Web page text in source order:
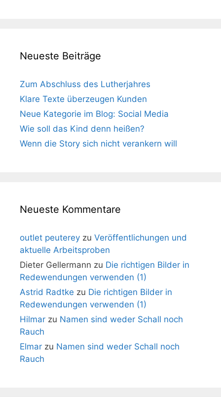
Neueste Beiträge
Zum Abschluss des Lutherjahres
Klare Texte überzeugen Kunden
Neue Kategorie im Blog: Social Media
Wie soll das Kind denn heißen?
Wenn die Story sich nicht verankern will
Neueste Kommentare
outlet peuterey zu Veröffentlichungen und
aktuelle Arbeitsproben
Dieter Gellermann zu Die richtigen Bilder in
Redewendungen verwenden (1)
Astrid Radtke zu Die richtigen Bilder in
Redewendungen verwenden (1)
Hilmar zu Namen sind weder Schall noch
Rauch
Elmar zu Namen sind weder Schall noch
Rauch